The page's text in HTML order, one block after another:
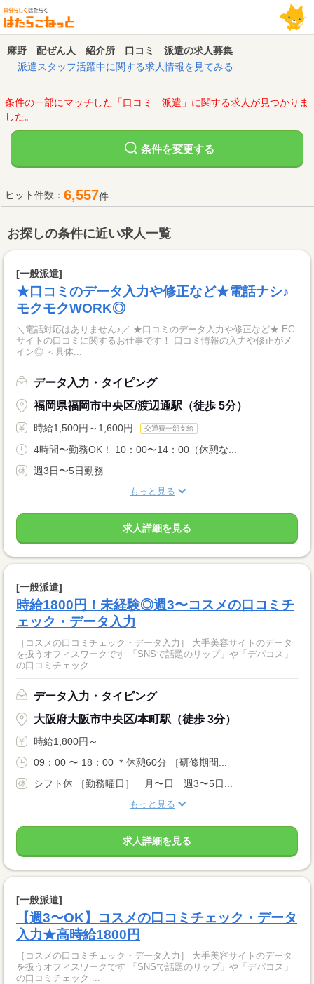
麻野 配ぜん人 紹介所 口コミ 派遣の求人募集
派遣スタッフ活躍中に関する求人情報を見てみる
条件の一部にマッチした「口コミ 派遣」に関する求人が見つかりま
した。
条件を変更する
ヒット件数： 6,557件
お探しの条件に近い求人一覧
[一般派遣]
★口コミのデータ入力や修正など★電話ナシ♪
モクモクWORK◎
＼電話対応はありません♪／ ★口コミのデータ入力や修正など★ EC
サイトの口コミに関するお仕事です！ 口コミ情報の入力や修正がメ
イン◎ ＜具体...
データ入力・タイピング
福岡県福岡市中央区/渡辺通駅（徒歩 5分）
時給1,500円～1,600円 交通費一部支給
4時間〜勤務OK！ 10：00〜14：00（休憩な...
週3日〜5日勤務
もっと見る
求人詳細を見る
[一般派遣]
時給1800円！未経験◎週3〜コスメの口コミチ
ェック・データ入力
［コスメの口コミチェック・データ入力］ 大手美容サイトのデータ
を扱うオフィスワークです 「SNSで話題のリップ」や「デパコス」
の口コミチェック ...
データ入力・タイピング
大阪府大阪市中央区/本町駅（徒歩 3分）
時給1,800円～
09：00 〜 18：00 ＊休憩60分 ［研修期間...
シフト休 ［勤務曜日］ 月〜日 週3〜5日...
もっと見る
求人詳細を見る
[一般派遣]
【週3〜OK】コスメの口コミチェック・データ
入力★高時給1800円
［コスメの口コミチェック・データ入力］ 大手美容サイトのデータ
を扱うオフィスワークです 「SNSで話題のリップ」や「デパコス」
の口コミチェック ...